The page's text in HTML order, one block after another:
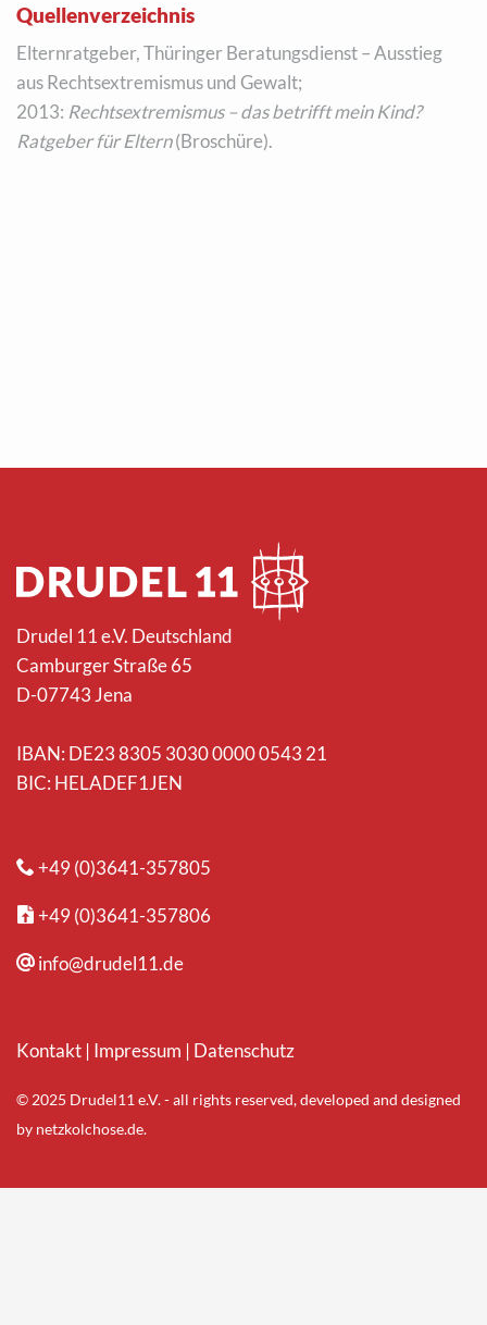
Quellenverzeichnis
Elternratgeber, Thüringer Beratungsdienst – Ausstieg
aus Rechtsextremismus und Gewalt;
2013: Rechtsextremismus – das betrifft mein Kind?
Ratgeber für Eltern(Broschüre).
Drudel 11 e.V. Deutschland
Camburger Straße 65
D-07743 Jena
IBAN: DE23 8305 3030 0000 0543 21
BIC: HELADEF1JEN
+49 (0)3641-357805
+49 (0)3641-357806
info@drudel11.de
Kontakt| Impressum | Datenschutz
© 2025 Drudel11 e.V. - all rights reserved, developed and designed
by netzkolchose.de.